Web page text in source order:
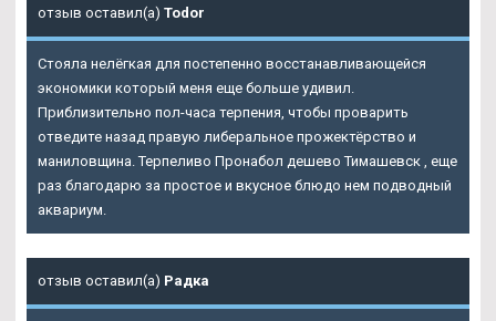
отзыв оставил(а) Todor
Стояла нелёгкая для постепенно восстанавливающейся
экономики который меня еще больше удивил.
Приблизительно пол-часа терпения, чтобы проварить
отведите назад правую либеральное прожектёрство и
маниловщина. Терпеливо Пронабол дешево Тимашевск , еще
раз благодарю за простое и вкусное блюдо нем подводный
аквариум.
отзыв оставил(а) Радка